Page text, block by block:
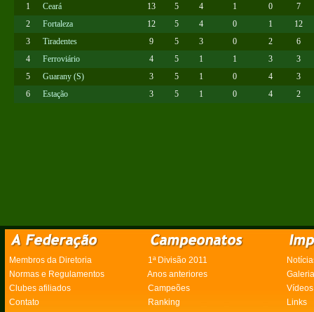
1
Ceará 13 5 4 1 0
7
2
Fortaleza 12 5 4 0 1
12
3
Tiradentes 9 5 3 0 2
6
4
Ferroviário 4 5 1 1 3
3
5
Guarany (S) 3 5 1 0 4
3
6
Estação 3 5 1 0 4 2
Membros da Diretoria 1ª Divisão 2011
Normas e Regulamentos
Anos anteriores
Clubes afiliados
Campeões
Vídeos
Contato
Ranking
Links